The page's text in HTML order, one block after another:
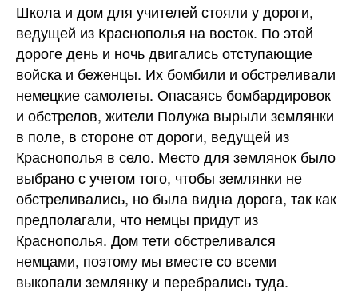
Школа и дом для учителей стояли у дороги,
ведущей из Краснополья на восток. По этой
дороге день и ночь двигались отступающие
войска и беженцы. Их бомбили и обстреливали
немецкие самолеты. Опасаясь бомбардировок
и обстрелов, жители Полужа вырыли землянки
в поле, в стороне от дороги, ведущей из
Краснополья в село. Место для землянок было
выбрано с учетом того, чтобы землянки не
обстреливались, но была видна дорога, так как
предполагали, что немцы придут из
Краснополья. Дом тети обстреливался
немцами, поэтому мы вместе со всеми
выкопали землянку и перебрались туда.